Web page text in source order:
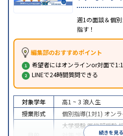
週1の面談＆個
指す！
編集部のおすすめポイント
希望者にはオンラインor対面で
LINEで24時間質問できる
続きを見る
対象学年 高1 ~ 3 浪人生
授業形式
個別指導(1対1) オン
大学受験医学部受験